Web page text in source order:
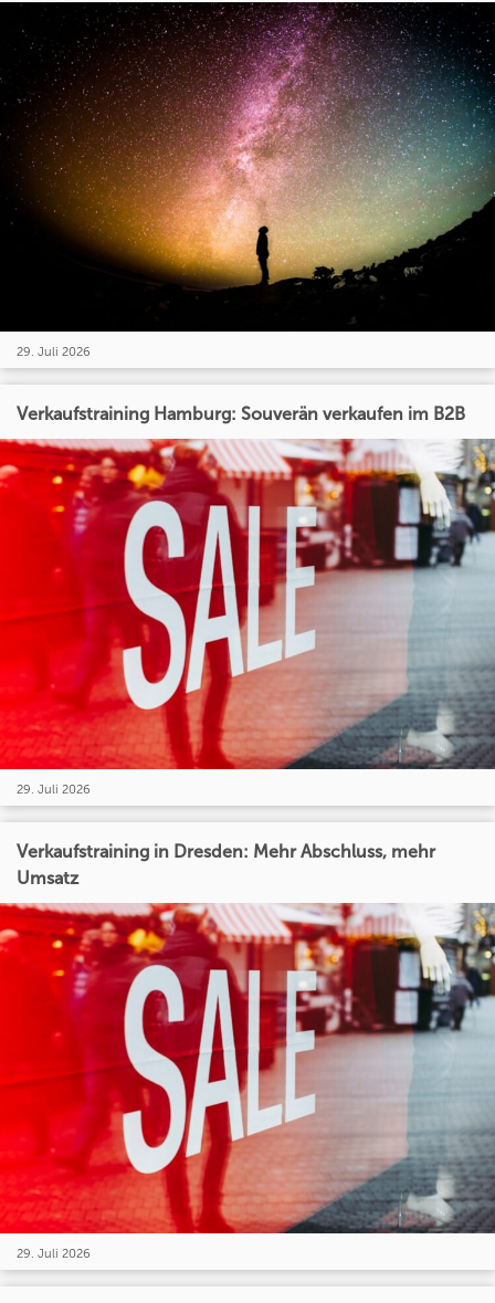
29. Juli 2026
Verkaufstraining Hamburg: Souverän verkaufen im B2B
29. Juli 2026
Verkaufstraining in Dresden: Mehr Abschluss, mehr
Umsatz
29. Juli 2026